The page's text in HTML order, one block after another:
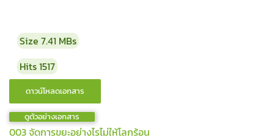
Size 7.41 MBs
Hits1517
ดูตัวอย่างเอกสาร
003 จัดการขยะอย่างไรไม่ให้โลกร้อน